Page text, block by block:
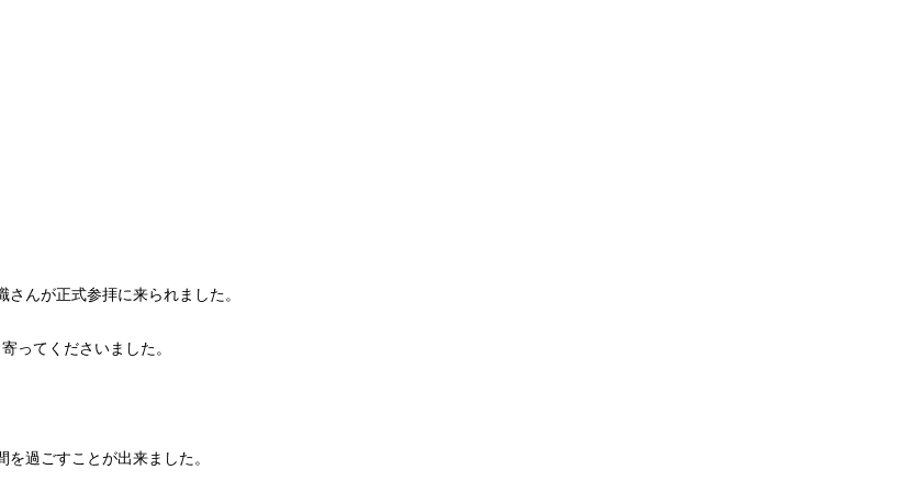
んが正式参拝に来られました。
ってくださいました。
過ごすことが出来ました。